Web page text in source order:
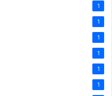
1
1
1
1
1
1